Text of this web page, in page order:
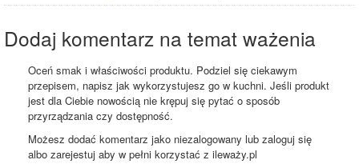
Dodaj komentarz na temat ważenia
Oceń smak i właściwości produktu. Podziel się ciekawym
przepisem, napisz jak wykorzystujesz go w kuchni. Jeśli produkt
jest dla Ciebie nowością nie krępuj się pytać o sposób
przyrządzania czy dostępność.
Możesz dodać komentarz jako niezalogowany lub zaloguj się
albo zarejestuj aby w pełni korzystać z ileważy.pl